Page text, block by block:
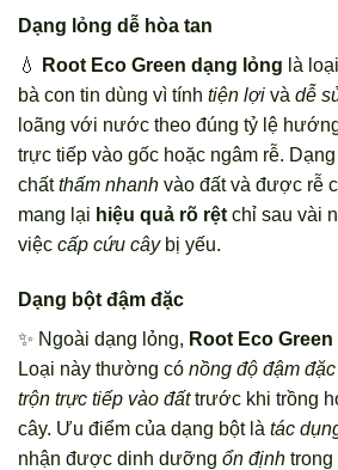
Dạng lỏng dễ hòa tan
💧
Root Eco Green dạng lỏng là
bà con tin dùng vì tính tiện lợi và dễ
loãng với nước theo đúng tỷ lệ
trực tiếp vào gốc hoặc ngâm rễ.
chấtthấm nhanh vào đất và được rễ
mang lại hiệu quả rõ rệt chỉ sau vài
việc cấp cứu câybị yếu.
Dạng bột đậm đặc
✨ Ngoài dạng lỏng, Root Eco Green
Loại này thường có nồng độ đậm
trộn trực tiếp vào đấttrước khi trồng
cây. Ưu điểm của dạng bột là tác
nhận được dinh dưỡng ổn định trong